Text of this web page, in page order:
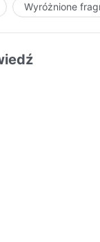
Wyróżnione